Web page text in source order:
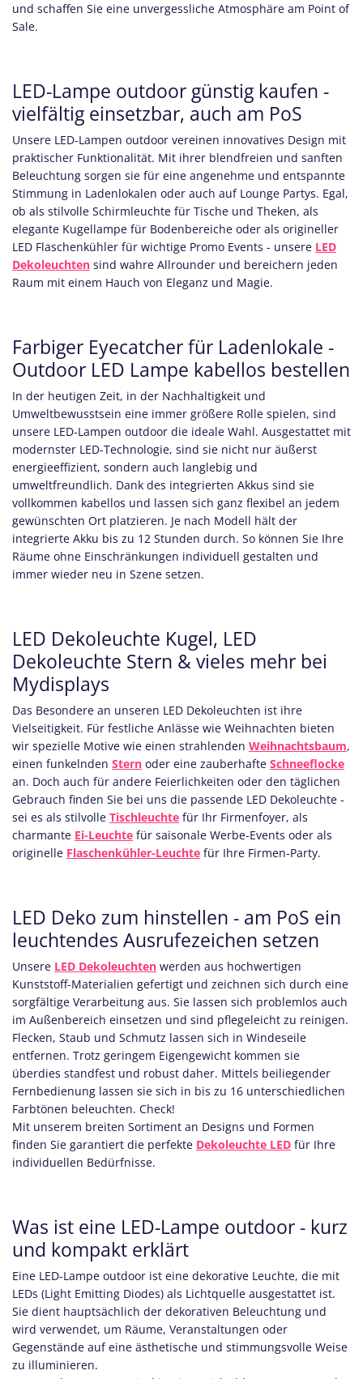
und schaffen Sie eine unvergessliche Atmosphäre am Point of
Sale.
LED-Lampe outdoor günstig kaufen -
vielfältig einsetzbar, auch am PoS
Unsere LED-Lampen outdoor vereinen innovatives Design mit
praktischer Funktionalität. Mit ihrer blendfreien und sanften
Beleuchtung sorgen sie für eine angenehme und entspannte
Stimmung in Ladenlokalen oder auch auf Lounge Partys. Egal,
ob als stilvolle Schirmleuchte für Tische und Theken, als
elegante Kugellampe für Bodenbereiche oder als origineller
LED Flaschenkühler für wichtige Promo Events - unsere LED
Dekoleuchten sind wahre Allrounder und bereichern jeden
Raum mit einem Hauch von Eleganz und Magie.
Farbiger Eyecatcher für Ladenlokale -
Outdoor LED Lampe kabellos bestellen
In der heutigen Zeit, in der Nachhaltigkeit und
Umweltbewusstsein eine immer größere Rolle spielen, sind
unsere LED-Lampen outdoor die ideale Wahl. Ausgestattet mit
modernster LED-Technologie, sind sie nicht nur äußerst
energieeffizient, sondern auch langlebig und
umweltfreundlich. Dank des integrierten Akkus sind sie
vollkommen kabellos und lassen sich ganz flexibel an jedem
gewünschten Ort platzieren. Je nach Modell hält der
integrierte Akku bis zu 12 Stunden durch. So können Sie Ihre
Räume ohne Einschränkungen individuell gestalten und
immer wieder neu in Szene setzen.
LED Dekoleuchte Kugel, LED
Dekoleuchte Stern & vieles mehr bei
Mydisplays
Das Besondere an unseren LED Dekoleuchten ist ihre
Vielseitigkeit. Für festliche Anlässe wie Weihnachten bieten
wir spezielle Motive wie einen strahlenden Weihnachtsbaum,
einen funkelnden Stern oder eine zauberhafte Schneeflocke
an. Doch auch für andere Feierlichkeiten oder den täglichen
Gebrauch finden Sie bei uns die passende LED Dekoleuchte -
sei es als stilvolle Tischleuchte für Ihr Firmenfoyer, als
charmante Ei-Leuchte für saisonale Werbe-Events oder als
originelle Flaschenkühler-Leuchte für Ihre Firmen-Party.
LED Deko zum hinstellen - am PoS ein
leuchtendes Ausrufezeichen setzen
Unsere LED Dekoleuchten werden aus hochwertigen
Kunststoff-Materialien gefertigt und zeichnen sich durch eine
sorgfältige Verarbeitung aus. Sie lassen sich problemlos auch
im Außenbereich einsetzen und sind pflegeleicht zu reinigen.
Flecken, Staub und Schmutz lassen sich in Windeseile
entfernen. Trotz geringem Eigengewicht kommen sie
überdies standfest und robust daher. Mittels beiliegender
Fernbedienung lassen sie sich in bis zu 16 unterschiedlichen
Farbtönen beleuchten. Check!
Mit unserem breiten Sortiment an Designs und Formen
finden Sie garantiert die perfekte Dekoleuchte LED für Ihre
individuellen Bedürfnisse.
Was ist eine LED-Lampe outdoor - kurz
und kompakt erklärt
Eine LED-Lampe outdoor ist eine dekorative Leuchte, die mit
LEDs (Light Emitting Diodes) als Lichtquelle ausgestattet ist.
Sie dient hauptsächlich der dekorativen Beleuchtung und
wird verwendet, um Räume, Veranstaltungen oder
Gegenstände auf eine ästhetische und stimmungsvolle Weise
zu illuminieren.